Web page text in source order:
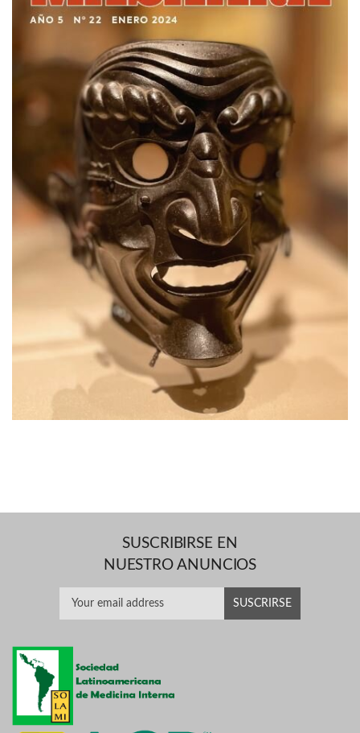
SUSCRIBIRSE EN
NUESTRO ANUNCIOS